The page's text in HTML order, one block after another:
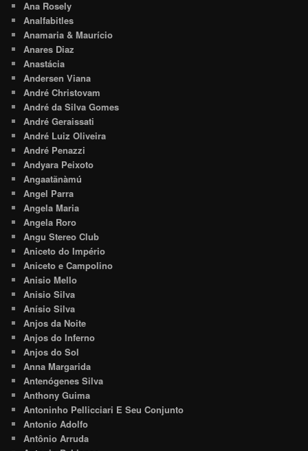
Ana Rosely
Analfabitles
Anamaria & Maurício
Anares Diaz
Anastácia
Andersen Viana
André Christovam
André da Silva Gomes
André Geraissati
André Luiz Oliveira
André Penazzi
Andyara Peixoto
Angaatãnàmú
Angel Parra
Angela Maria
Angela Roro
Angu Stereo Club
Aniceto do Império
Aniceto e Campolino
Anisio Mello
Anisio Silva
Anísio Silva
Anjos da Noite
Anjos do Inferno
Anjos do Sol
Anna Margarida
Antenógenes Silva
Anthony Guima
Antoninho Pellicciari E Seu Conjunto
Antonio Adolfo
Antônio Arruda